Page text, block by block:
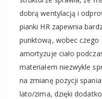
dobrą wentylacją i
pianki HR zapewnia
punktową, wobec
amortyzuje ciało
materiałem niezwykle
na zmianę pozycji
lato/zima, dzięki